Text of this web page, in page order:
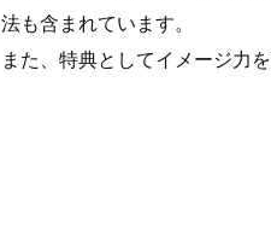
法も含まれています。
また、特典としてイメージ力